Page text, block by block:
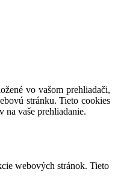
vo vašom prehliadači,
stránku. Tieto cookies
vaše prehliadanie.
webových stránok. Tieto